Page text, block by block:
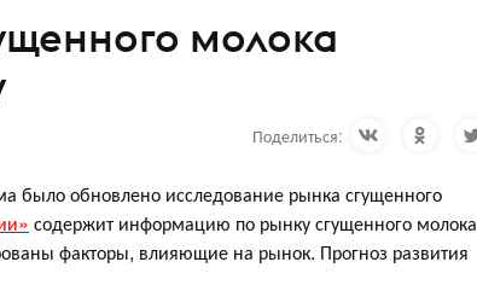
молока
Поделиться:
было обновлено исследование рынка сгущенного
содержит информацию по рынку сгущенного молока
факторы, влияющие на рынок. Прогноз развития